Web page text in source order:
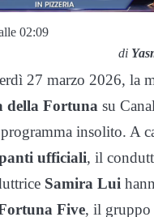
02:09
di
27 marzo 2026, la
della Fortuna su
insolito. A
ufficiali, il
Samira Lui
Five, il gruppo